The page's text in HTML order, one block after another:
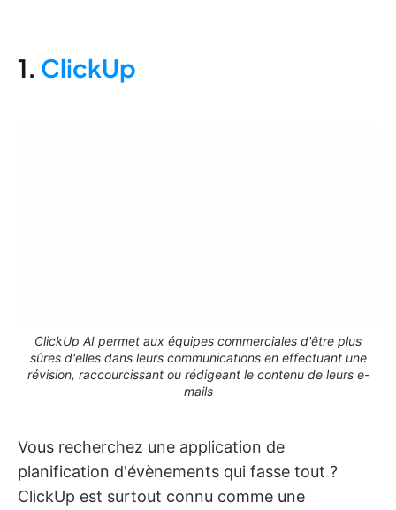
1. ClickUp
ClickUp AI permet aux équipes commerciales d'être plus
sûres d'elles dans leurs communications en effectuant une
révision, raccourcissant ou rédigeant le contenu de leurs e-
mails
Vous recherchez une application de
planification d'évènements qui fasse tout ?
ClickUp est surtout connu comme une